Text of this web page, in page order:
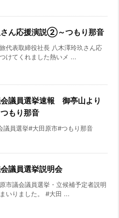
さん応援演説②～つもり那音
代表取締役社長 八木澤玲玖さん応
けてくれました熱いメ ...
議員選挙速報 御亭山より
もり那音
議員選挙#大田原市#つもり那音
議員選挙説明会
市議会議員選挙・立候補予定者説明
いりました。 #大田 ...